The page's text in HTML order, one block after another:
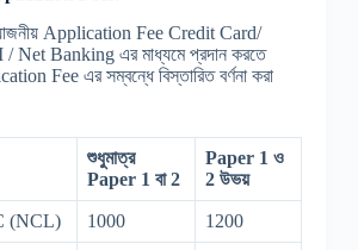
Application Fee Credit Card/
Net Banking এর মাধ্যমে প্রদান করতে
Fee এর সম্বন্ধে বিস্তারিত বর্ণনা করা
শুধুমাত্র
Paper 1 বা 2
Paper 1 ও
2 উভয়
(NCL) 1000 1200